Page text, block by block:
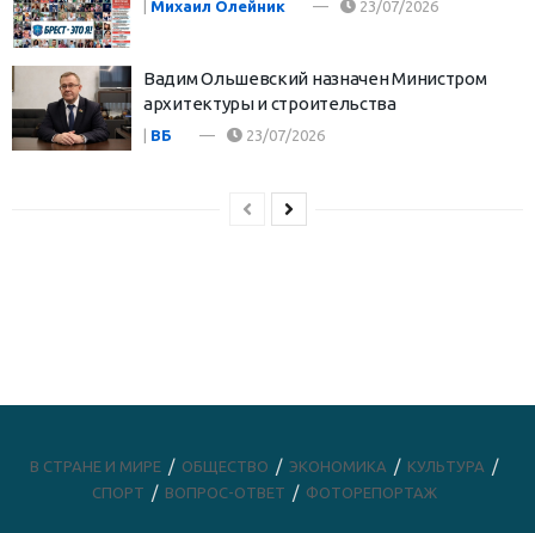
Михаил Олейник 23/07/2026
Вадим Ольшевский назначен Министром
архитектуры и строительства
| ВБ 23/07/2026
В СТРАНЕ И МИРЕ ОБЩЕСТВО ЭКОНОМИКА
КУЛЬТУРА
СПОРТ
ВОПРОС-ОТВЕТ ФОТОРЕПОРТАЖ